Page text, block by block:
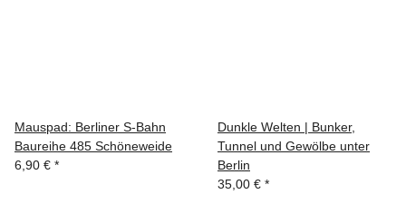
Mauspad: Berliner S-Bahn
Baureihe 485 Schöneweide
6,90 € *
Dunkle Welten | Bunker,
Tunnel und Gewölbe unter
Berlin
35,00 € *